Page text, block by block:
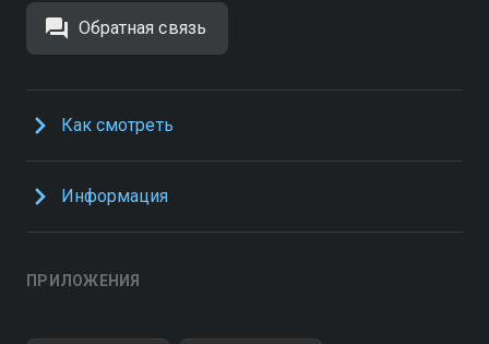
Обратная связь
Как смотреть
Информация
ПРИЛОЖЕНИЯ